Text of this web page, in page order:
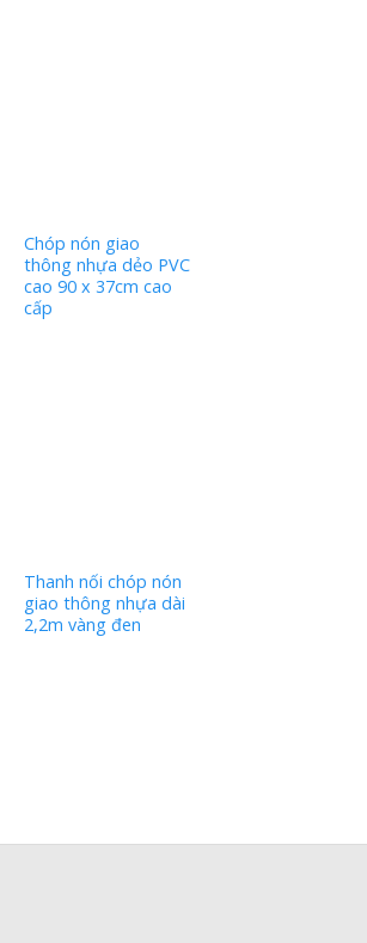
Chóp nón giao
thông nhựa dẻo PVC
cao 90 x 37cm cao
cấp
Thanh nối chóp nón
giao thông nhựa dài
2,2m vàng đen